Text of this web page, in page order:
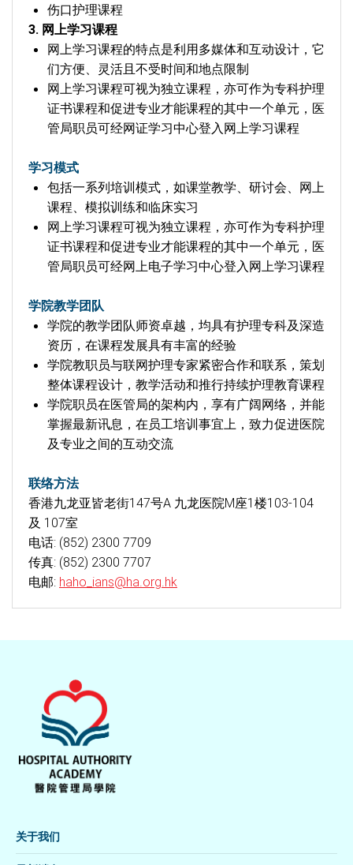
伤口护理课程
3. 网上学习课程
网上学习课程的特点是利用多媒体和互动设计，它
们方便、灵活且不受时间和地点限制
网上学习课程可视为独立课程，亦可作为专科护理
证书课程和促进专业才能课程的其中一个单元，医
管局职员可经网证学习中心登入网上学习课程
学习模式
包括一系列培训模式，如课堂教学、研讨会、网上
课程、模拟训练和临床实习
网上学习课程可视为独立课程，亦可作为专科护理
证书课程和促进专业才能课程的其中一个单元，医
管局职员可经网上电子学习中心登入网上学习课程
学院教学团队
学院的教学团队师资卓越，均具有护理专科及深造
资历，在课程发展具有丰富的经验
学院教职员与联网护理专家紧密合作和联系，策划
整体课程设计，教学活动和推行持续护理教育课程
学院职员在医管局的架构内，享有广阔网络，并能
掌握最新讯息，在员工培训事宜上，致力促进医院
及专业之间的互动交流
联络方法
香港九龙亚皆老街147号A 九龙医院M座1楼103-104
及 107室
电话: (852) 2300 7709
传真: (852) 2300 7707
电邮: haho_ians@ha.org.hk
关于我们